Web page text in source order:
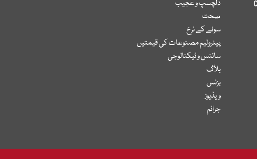
دلچسپ و عجیب
صحت
سونے کے نرخ
پیٹرولیم مصنوعات کی قیمتیں
سائنس و ٹیکنالوجی
بلاگ
بزنس
ویڈیوز
جرائم